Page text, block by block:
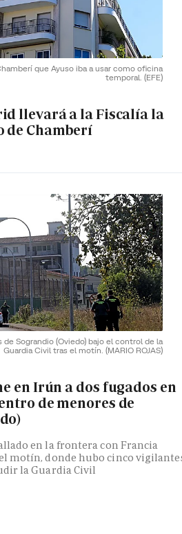
que Ayuso iba a usar como oficina
temporal. (EFE)
llevará a la Fiscalía la
de Chamberí
Sograndio (Oviedo) bajo el control de la
Guardia Civil tras el motín. (MARIO ROJAS)
en Irún a dos fugados en
de menores de
en la frontera con Francia
motín, donde hubo cinco
la Guardia Civil